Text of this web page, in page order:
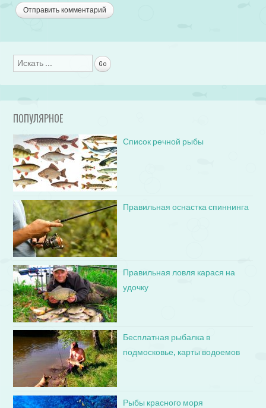
Поиск
ПОПУЛЯРНОЕ
Список речной рыбы
Правильная оснастка спиннинга
Правильная ловля карася на
удочку
Бесплатная рыбалка в
подмосковье, карты водоемов
Рыбы красного моря